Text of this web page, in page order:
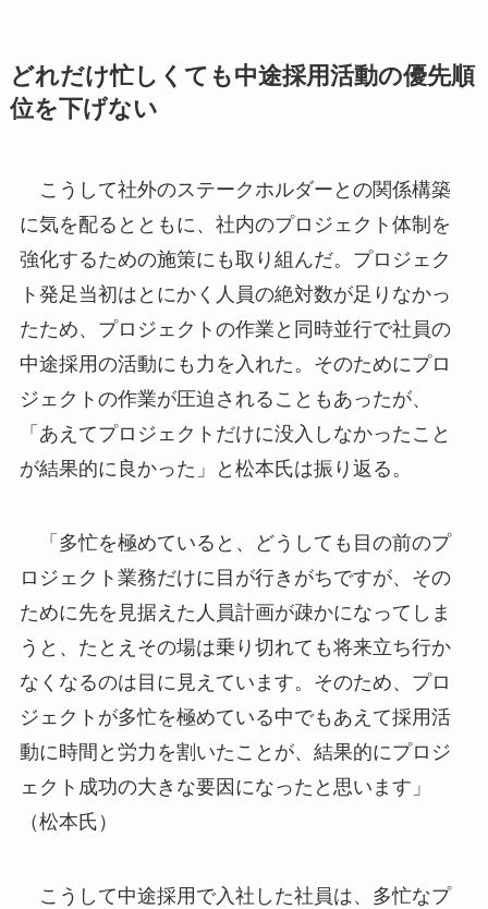
どれだけ忙しくても中途採用活動の優先順
位を下げない
こうして社外のステークホルダーとの関係構築
に気を配るとともに、社内のプロジェクト体制を
強化するための施策にも取り組んだ。プロジェク
ト発足当初はとにかく人員の絶対数が足りなかっ
たため、プロジェクトの作業と同時並行で社員の
中途採用の活動にも力を入れた。そのためにプロ
ジェクトの作業が圧迫されることもあったが、
「あえてプロジェクトだけに没入しなかったこと
が結果的に良かった」と松本氏は振り返る。
「多忙を極めていると、どうしても目の前のプ
ロジェクト業務だけに目が行きがちですが、その
ために先を見据えた人員計画が疎かになってしま
うと、たとえその場は乗り切れても将来立ち行か
なくなるのは目に見えています。そのため、プロ
ジェクトが多忙を極めている中でもあえて採用活
動に時間と労力を割いたことが、結果的にプロジ
ェクト成功の大きな要因になったと思います」
（松本氏）
こうして中途採用で入社した社員は、多忙なプ